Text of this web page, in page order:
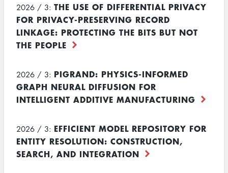
2026 / 3: THE USE OF DIFFERENTIAL PRIVACY
FOR PRIVACY-PRESERVING RECORD
LINKAGE: PROTECTING THE BITS BUT NOT
THE PEOPLE
2026 / 3: PIGRAND: PHYSICS-INFORMED
GRAPH NEURAL DIFFUSION FOR
INTELLIGENT ADDITIVE MANUFACTURING
2026 / 3: EFFICIENT MODEL REPOSITORY FOR
ENTITY RESOLUTION: CONSTRUCTION,
SEARCH, AND INTEGRATION